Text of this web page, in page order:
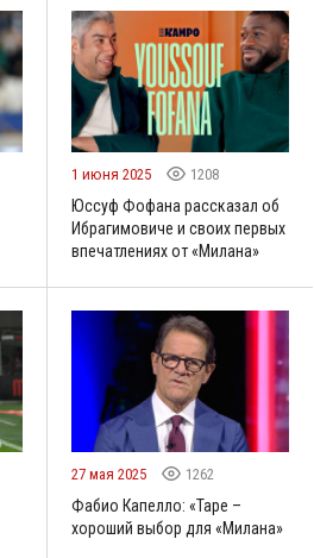
1 июня 2025 1208
Юссуф Фофана рассказал об
Ибрагимовиче и своих первых
впечатлениях от «Милана»
27 мая 2025 1262
Фабио Капелло: «Таре –
хороший выбор для «Милана»